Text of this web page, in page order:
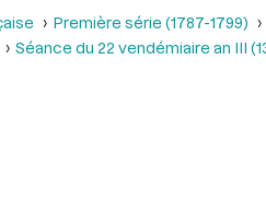
Première série (1787-1799)
Séance du 22 vendémiaire an III